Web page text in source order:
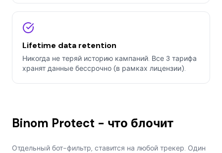
Lifetime data retention
Никогда не теряй историю кампаний. Все 3 тарифа
хранят данные бессрочно (в рамках лицензии).
Binom Protect - что блочит
Отдельный бот-фильтр, ставится на любой трекер. Один